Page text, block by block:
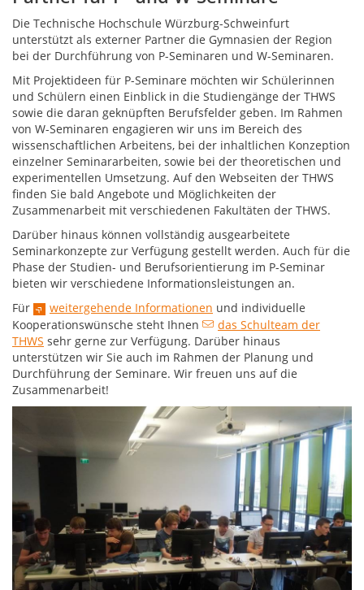
Die Technische Hochschule Würzburg-Schweinfurt
unterstützt als externer Partner die Gymnasien der Region
bei der Durchführung von P-Seminaren und W-Seminaren.
Mit Projektideen für P-Seminare möchten wir Schülerinnen
und Schülern einen Einblick in die Studiengänge der THWS
sowie die daran geknüpften Berufsfelder geben. Im Rahmen
von W-Seminaren engagieren wir uns im Bereich des
wissenschaftlichen Arbeitens, bei der inhaltlichen Konzeption
einzelner Seminararbeiten, sowie bei der theoretischen und
experimentellen Umsetzung. Auf den Webseiten der THWS
finden Sie bald Angebote und Möglichkeiten der
Zusammenarbeit mit verschiedenen Fakultäten der THWS.
Darüber hinaus können vollständig ausgearbeitete
Seminarkonzepte zur Verfügung gestellt werden. Auch für die
Phase der Studien- und Berufsorientierung im P-Seminar
bieten wir verschiedene Informationsleistungen an.
Für
weitergehende Informationen und individuelle
Kooperationswünsche steht Ihnen
das Schulteam der
THWS sehr gerne zur Verfügung. Darüber hinaus
unterstützen wir Sie auch im Rahmen der Planung und
Durchführung der Seminare. Wir freuen uns auf die
Zusammenarbeit!